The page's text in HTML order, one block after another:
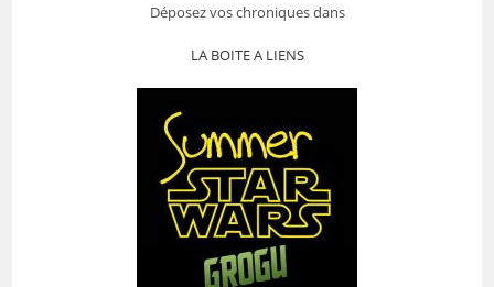
Déposez vos chroniques dans
LA BOITE A LIENS